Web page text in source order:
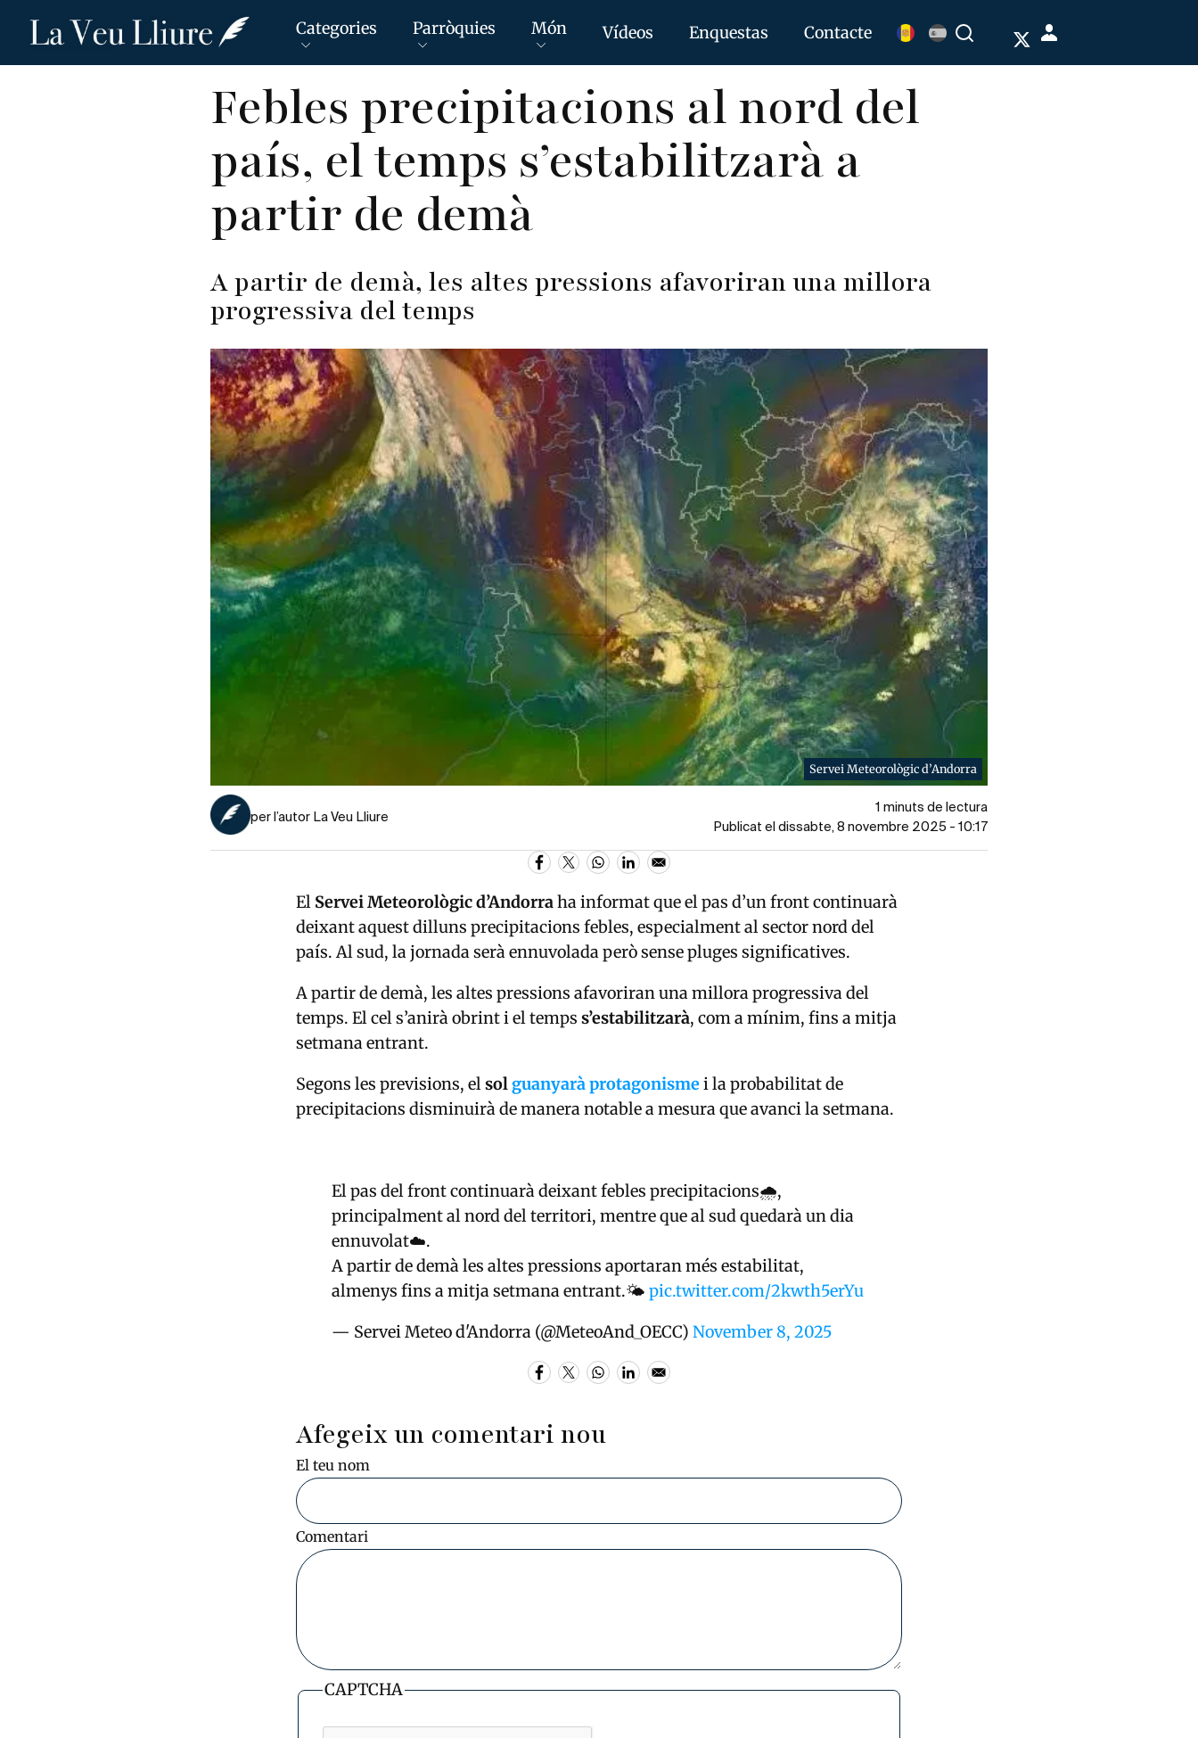
Vés
Categories Parròquies Món Vídeos Enquestas Contacte Buscar Menú
de
Febles precipitacions al nord del
país, el temps s’estabilitzarà a
partir de demà
A partir de demà, les altes pressions afavoriran una millora
progressiva del temps
Servei Meteorològic d’Andorra
per l’autor La Veu Lliure
1 minuts de lectura
Publicat el dissabte, 8 novembre 2025 - 10:17
El Servei Meteorològic d’Andorraha informat que el pas d’un front continuarà
deixant aquest dilluns precipitacions febles, especialment al sector nord del
país. Al sud, la jornada serà ennuvolada però sense pluges significatives.
A partir de demà, les altes pressions afavoriran una millora progressiva del
temps. El cel s’anirà obrint i el temps s’estabilitzarà, com a mínim, fins a mitja
setmana entrant.
Segons les previsions, elsolguanyaràprotagonismei la probabilitat de
precipitacions disminuirà de manera notable a mesura que avanci la setmana.
El pas del front continuarà deixant febles precipitacions🌧️,
principalment al nord del territori, mentre que al sud quedarà un dia
ennuvolat☁️.
A partir de demà les altes pressions aportaran més estabilitat,
almenys fins a mitja setmana entrant.🌤️ pic.twitter.com/2kwth5erYu
— Servei Meteo d'Andorra (@MeteoAnd_OECC) November 8, 2025
Afegeix un comentari nou
El teu nom
Comentari
CAPTCHA